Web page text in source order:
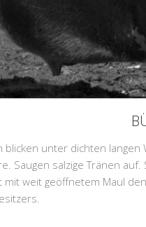
blicken unter dichten
Saugen salzige Tränen
weit geöffnetem Maul